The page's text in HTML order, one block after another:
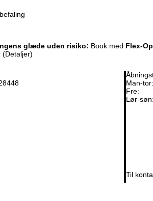
Man-tor:
Fre:
Lør-søn:
Til
glæde uden risiko: Book med Flex-
(Detaljer)